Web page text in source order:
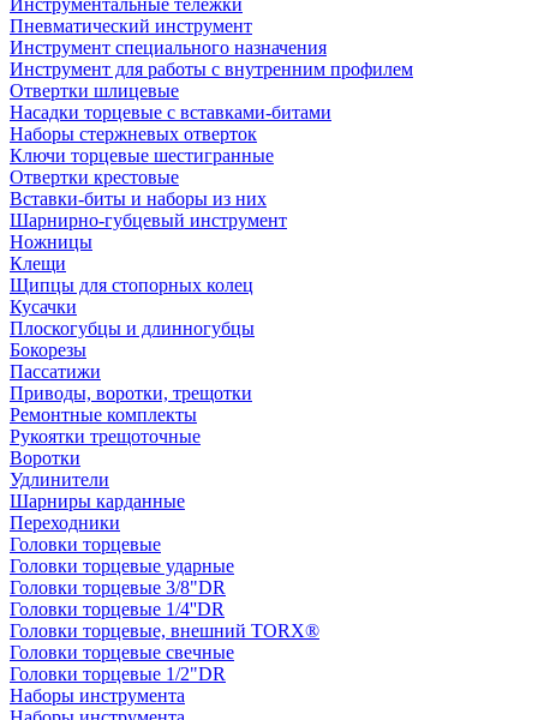
Инструментальные тележки
Пневматический инструмент
Инструмент специального назначения
Инструмент для работы с внутренним профилем
Отвертки шлицевые
Насадки торцевые с вставками-битами
Наборы стержневых отверток
Ключи торцевые шестигранные
Отвертки крестовые
Вставки-биты и наборы из них
Шарнирно-губцевый инструмент
Ножницы
Клещи
Щипцы для стопорных колец
Кусачки
Плоскогубцы и длинногубцы
Бокорезы
Пассатижи
Приводы, воротки, трещотки
Ремонтные комплекты
Рукоятки трещоточные
Воротки
Удлинители
Шарниры карданные
Переходники
Головки торцевые
Головки торцевые ударные
Головки торцевые 3/8"DR
Головки торцевые 1/4''DR
Головки торцевые, внешний TORX®
Головки торцевые свечные
Головки торцевые 1/2"DR
Наборы инструмента